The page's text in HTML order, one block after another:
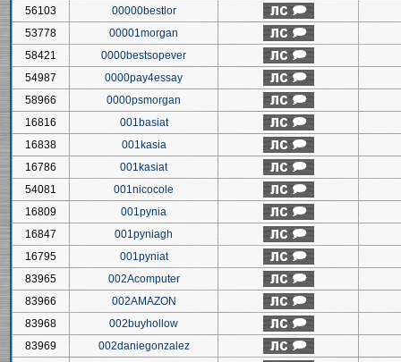
56103
00000bestlor
53778
00001morgan
58421
0000bestsopever
54987
0000pay4essay
58966
0000psmorgan
16816
001basiat
16838
001kasia
16786
001kasiat
54081
001nicocole
16809
001pynia
16847
001pyniagh
16795
001pyniat
83965
002Acomputer
83966
002AMAZON
83968
002buyhollow
83969
002daniegonzalez